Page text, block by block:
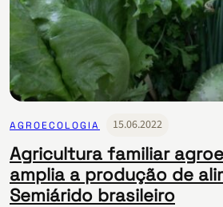
AGROECOLOGIA 15.06.2022
Agricultura familiar
amplia a produção de
Semiárido brasileiro